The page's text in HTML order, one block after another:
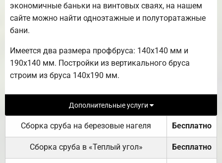
экономичные баньки на винтовых сваях, на нашем
сайте можно найти одноэтажные и полуторатажные
бани.
Имеется два размера профбруса: 140х140 мм и
190х140 мм. Постройки из вертикального бруса
строим из бруса 140х190 мм.
Дополнительные услуги
Сборка сруба на березовые нагеля Бесплатно
Сборка сруба в «Теплый угол» Бесплатно